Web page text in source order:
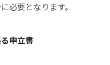
必要となります。
申立書